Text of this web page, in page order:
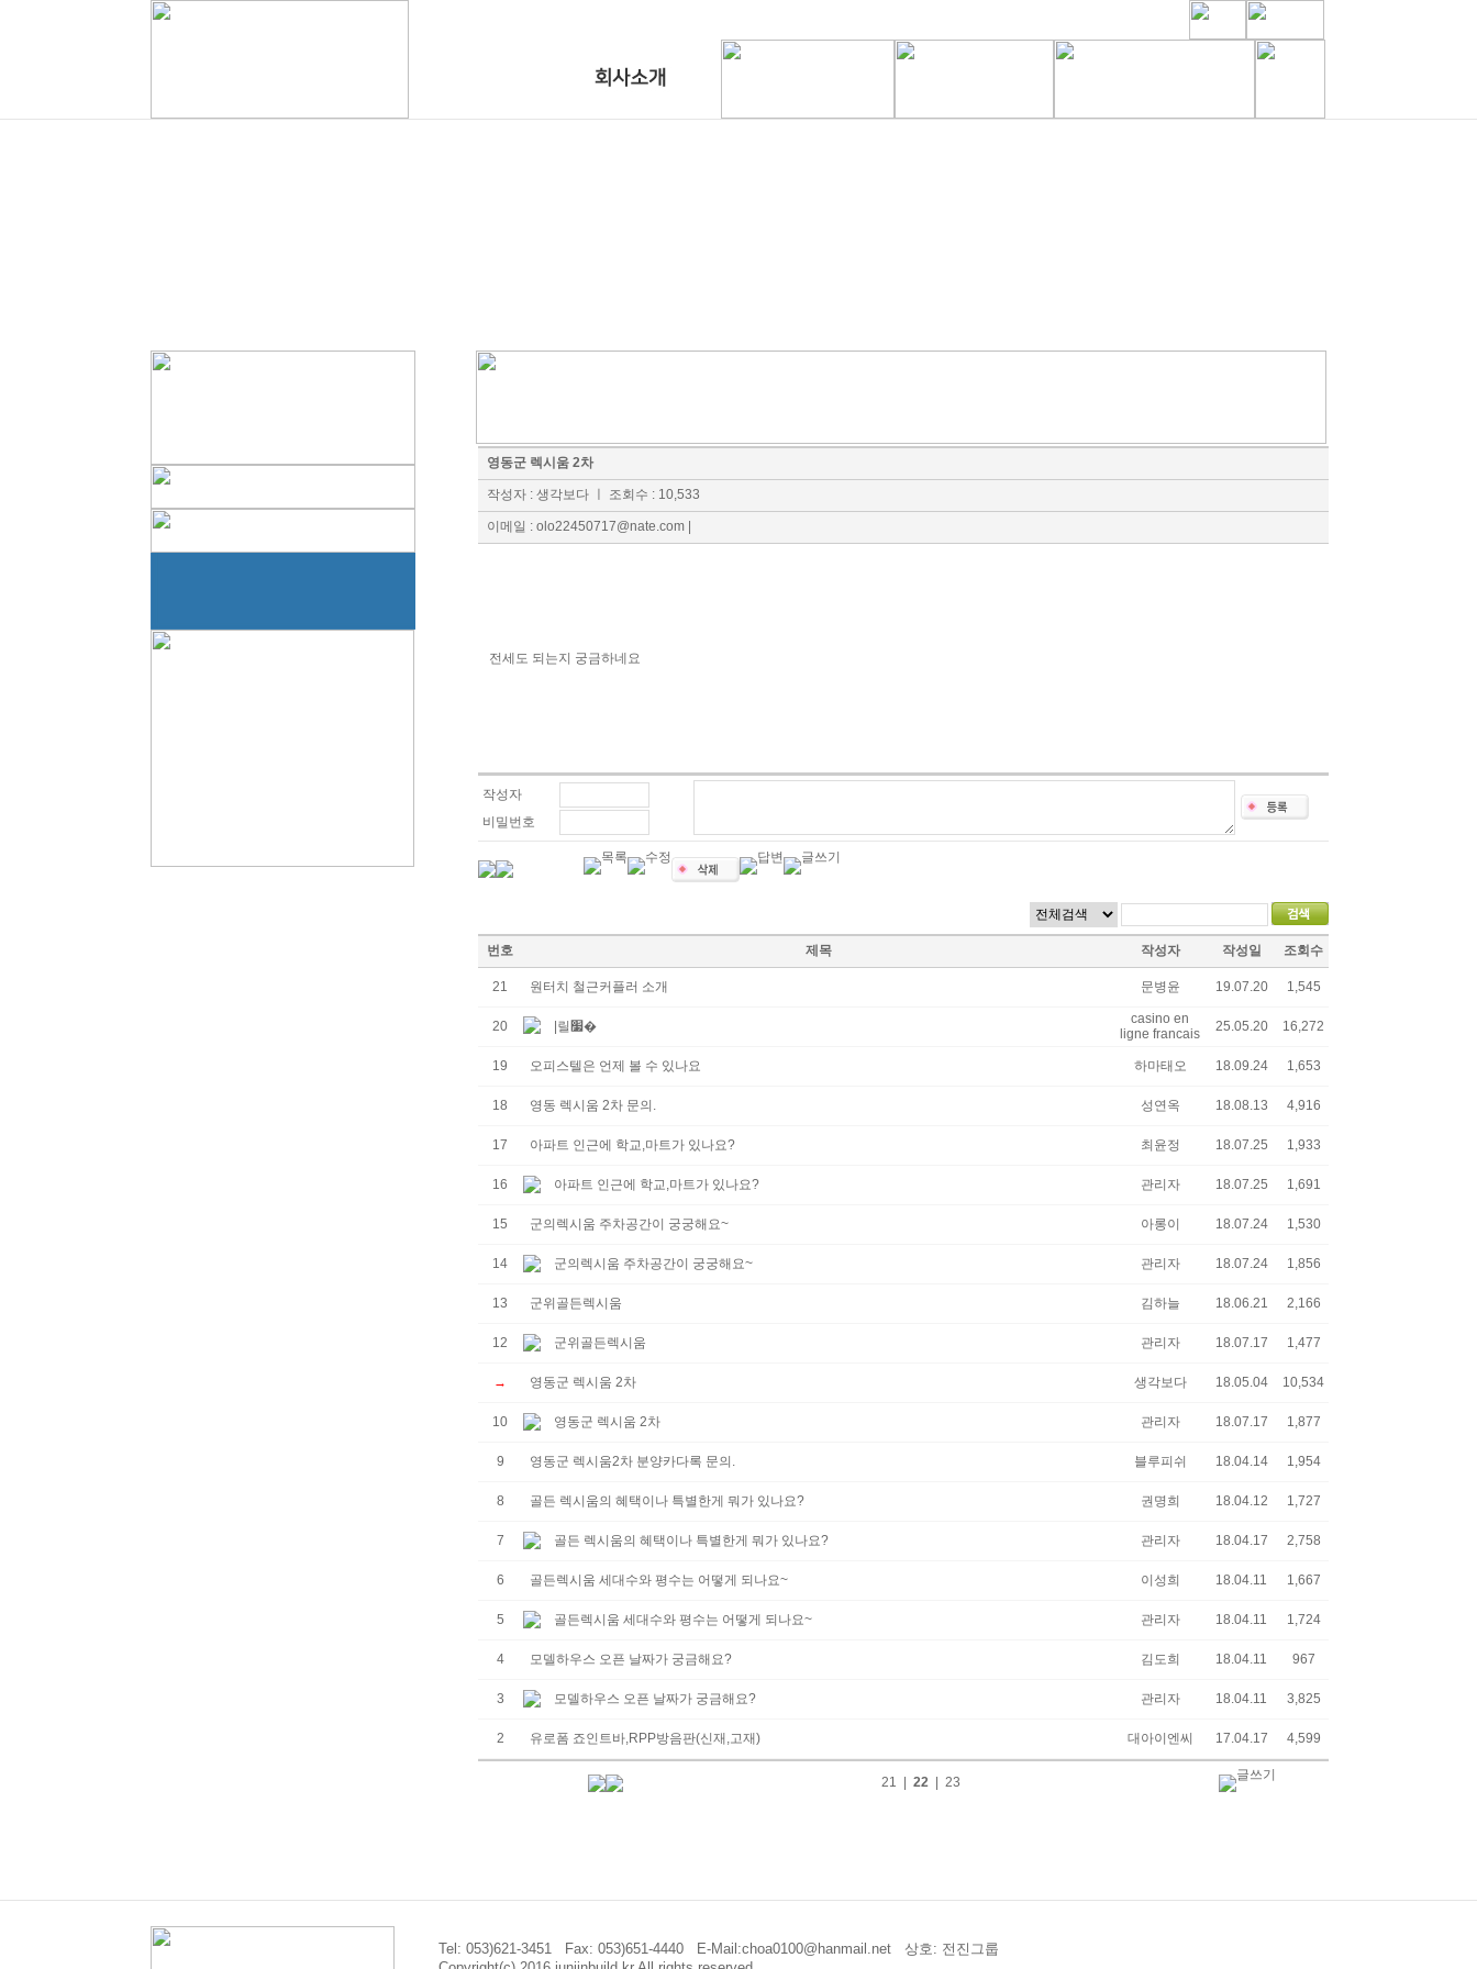
영동군 렉시움 2차
작성자 : 생각보다 ㅣ 조회수 : 10,533
이메일 : olo22450717@nate.com
전세도 되는지 궁금하네요
작성자
비밀번호
번호 제목 작성자 작성일 조회수
21 원터치 철근커플러 소개 문병윤 19.07.20 1,545
20 |릴׷�
casino en
ligne francais
25.05.20 16,272
19 오피스텔은 언제 볼 수 있나요 하마태오 18.09.24 1,653
18 영동 렉시움 2차 문의. 성연옥 18.08.13 4,916
17 아파트 인근에 학교,마트가 있나요? 최윤정 18.07.25 1,933
16 아파트 인근에 학교,마트가 있나요? 관리자 18.07.25 1,691
15 군의렉시움 주차공간이 궁궁해요~ 아롱이 18.07.24 1,530
14 군의렉시움 주차공간이 궁궁해요~ 관리자 18.07.24 1,856
13 군위골든렉시움 김하늘 18.06.21 2,166
12 군위골든렉시움 관리자 18.07.17 1,477
→ 영동군 렉시움 2차 생각보다 18.05.04 10,534
10 영동군 렉시움 2차 관리자 18.07.17 1,877
9 영동군 렉시움2차 분양카다록 문의. 블루피쉬 18.04.14 1,954
8 골든 렉시움의 혜택이나 특별한게 뭐가 있나요? 권명희 18.04.12 1,727
7 골든 렉시움의 혜택이나 특별한게 뭐가 있나요? 관리자 18.04.17 2,758
6 골든렉시움 세대수와 평수는 어떻게 되나요~ 이성희 18.04.11 1,667
5 골든렉시움 세대수와 평수는 어떻게 되나요~ 관리자 18.04.11 1,724
4 모델하우스 오픈 날짜가 궁금해요? 김도희 18.04.11 967
3 모델하우스 오픈 날짜가 궁금해요? 관리자 18.04.11 3,825
2 유로폼 죠인트바,RPP방음판(신재,고재) 대아이엔씨 17.04.17 4,599
21 22 23
Tel: 053)621-3451 Fax: 053)651-4440 E-Mail:choa0100@hanmail.net 상호: 전진그룹